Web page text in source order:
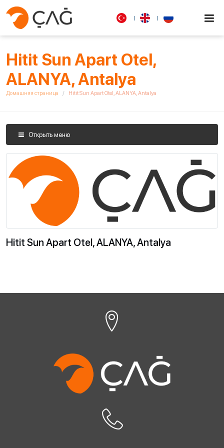
Hitit Sun Apart Otel,
ALANYA, Antalya
Домашняя страница Hitit Sun Apart Otel, ALANYA, Antalya
Открыть меню
Hitit Sun Apart Otel, ALANYA, Antalya